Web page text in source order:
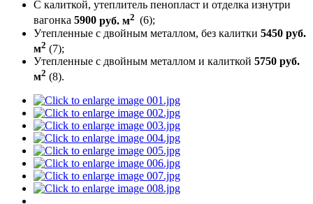
С калиткой, утеплитель пенопласт и отделка изнутри
вагонка 5900 руб. м2 (6);
Утепленные с двойным металлом, без калитки 5450 руб.
м2 (7);
Утепленные с двойным металлом и калиткой 5750 руб.
м2 (8).